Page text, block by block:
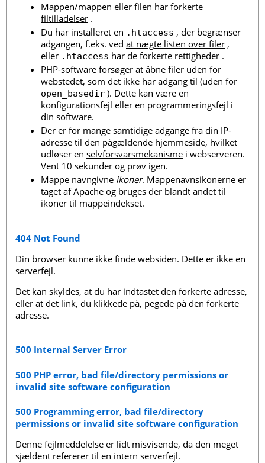
Mappen/mappen eller filen har forkerte
filtilladelser .
Du har installeret en .htaccess , der begrænser
adgangen, f.eks. ved at nægte listen over filer ,
eller .htaccess har de forkerte rettigheder .
PHP-software forsøger at åbne filer uden for
webstedet, som det ikke har adgang til (uden for
open_basedir ). Dette kan være en
konfigurationsfejl eller en programmeringsfejl i
din software.
Der er for mange samtidige adgange fra din IP-
adresse til den pågældende hjemmeside, hvilket
udløser en selvforsvarsmekanisme i webserveren.
Vent 10 sekunder og prøv igen.
Mappe navngivne ikoner. Mappenavnsikonerne er
taget af Apache og bruges der blandt andet til
ikoner til mappeindekset.
404 Not Found
Din browser kunne ikke finde websiden. Dette er ikke en
serverfejl.
Det kan skyldes, at du har indtastet den forkerte adresse,
eller at det link, du klikkede på, pegede på den forkerte
adresse.
500 Internal Server Error
500 PHP error, bad file/directory permissions or
invalid site software configuration
500 Programming error, bad file/directory
permissions or invalid site software configuration
Denne fejlmeddelelse er lidt misvisende, da den meget
sjældent refererer til en intern serverfejl.